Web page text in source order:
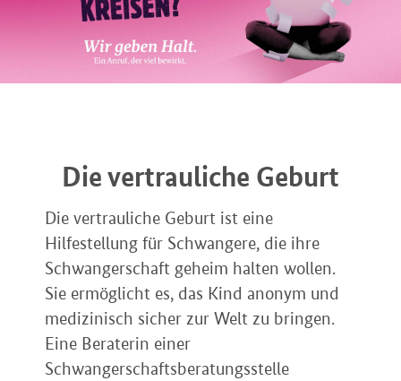
Die vertrauliche Geburt
Die vertrauliche Geburt ist eine
Hilfestellung für Schwangere, die ihre
Schwangerschaft geheim halten wollen.
Sie ermöglicht es, das Kind anonym und
medizinisch sicher zur Welt zu bringen.
Eine Beraterin einer
Schwangerschaftsberatungsstelle